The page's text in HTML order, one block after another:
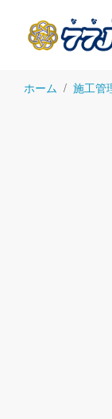
ホーム 施工管